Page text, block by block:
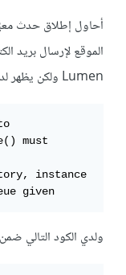
أحاول إطلاق حدث
Lumen ولكن يظهر لدي الخطأ التالي ولا يتم إطلاق هذا الحدث:
must
instance
given
ولدي الكود التالي